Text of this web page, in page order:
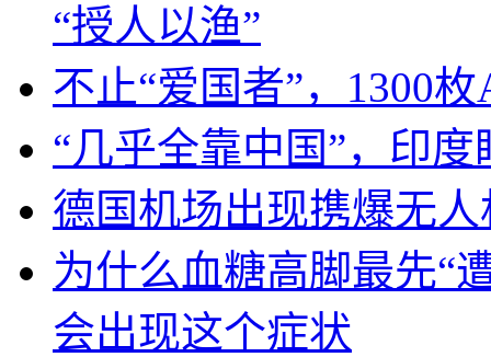
“授人以渔”
不止“爱国者”，1300
“几乎全靠中国”，印
德国机场出现携爆无
为什么血糖高脚最先“
会出现这个症状